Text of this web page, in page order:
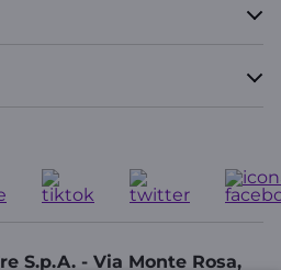
S.p.A. - Via Monte Rosa,